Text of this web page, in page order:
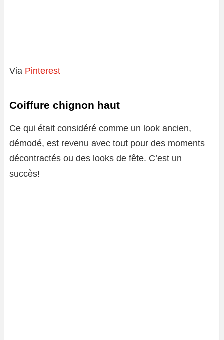
Via Pinterest
Coiffure chignon haut
Ce qui était considéré comme un look ancien,
démodé, est revenu avec tout pour des moments
décontractés ou des looks de fête. C’est un
succès!